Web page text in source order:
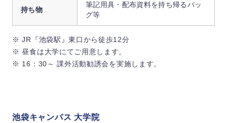
持ち物
筆記用具・配布資料を持ち帰るバッ
グ等
※ JR『池袋駅』東口から徒歩12分
※ 昼食は大学にてご用意します。
※ 16：30～ 課外活動勧誘会を実施します。
池袋キャンパス 大学院